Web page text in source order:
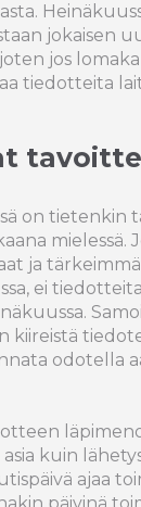
jokaisen
jos
tiedotteita
on tietenkin
mielessä.
ja
ei
kiireistä
odotella
kuin
ajaa